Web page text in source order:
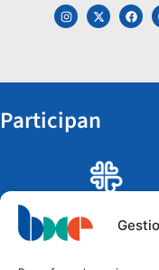
Participan